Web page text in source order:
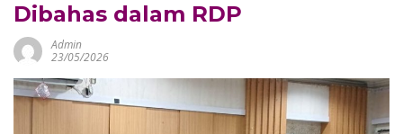
Dibahas dalam RDP
Admin
23/05/2026